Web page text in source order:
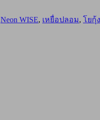
Neon WISE, เหยื่อปลอม, โยกุ้ง